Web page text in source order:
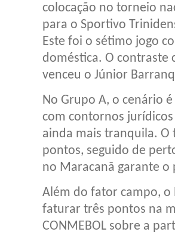
colocação no torneio
para o Sportivo
Este foi o sétimo jogo
doméstica. O contraste
venceu o Júnior
No Grupo A, o cenário
com contornos
ainda mais tranquila. O
pontos, seguido de
no Maracanã garante
Além do fator campo, o
faturar três pontos na
CONMEBOL sobre a